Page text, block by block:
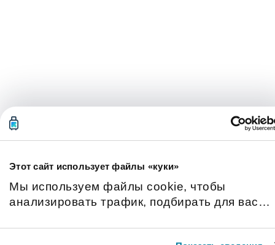
Этот сайт использует файлы «куки»
Мы используем файлы cookie, чтобы
анализировать трафик, подбирать для вас
вам возможность делиться информацией в